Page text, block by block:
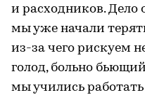
и расходников. Дело
мы уже начали
из-за чего рискуем
голод, больно
мы учились